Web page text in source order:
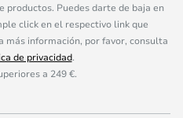
productos. Puedes darte de baja en
click en el respectivo link que
más información, por favor, consulta
de privacidad.
a 249 €.